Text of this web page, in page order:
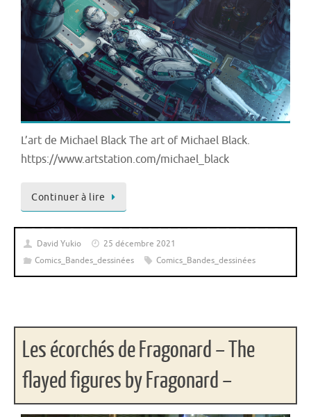
L’art de Michael Black The art of Michael Black.
https://www.artstation.com/michael_black
Continuer à lire
David Yukio
25 décembre 2021
Comics_Bandes_dessinées
Comics_Bandes_dessinées
Les écorchés de Fragonard – The
flayed figures by Fragonard –